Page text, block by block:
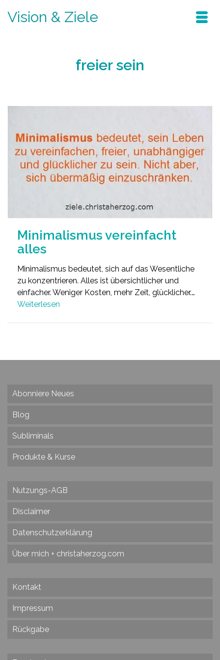
Vision & Ziele
freier sein
Minimalismus vereinfacht
alles
Minimalismus bedeutet, sich auf das Wesentliche
zu konzentrieren. Alles ist übersichtlicher und
einfacher. Weniger Kosten, mehr Zeit, glücklicher.…
Weiterlesen
Abonniere Neues
Blog
Subliminals
Produkte & Kurse
Nutzungs-AGB
Disclaimer
Datenschutzerklärung
Über mich + christaherzog.com
Kontakt
Impressum
Rückgabe